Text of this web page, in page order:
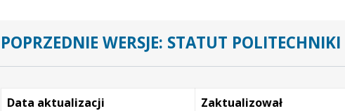
POPRZEDNIE WERSJE: STATUT
Data aktualizacji Zaktualizował